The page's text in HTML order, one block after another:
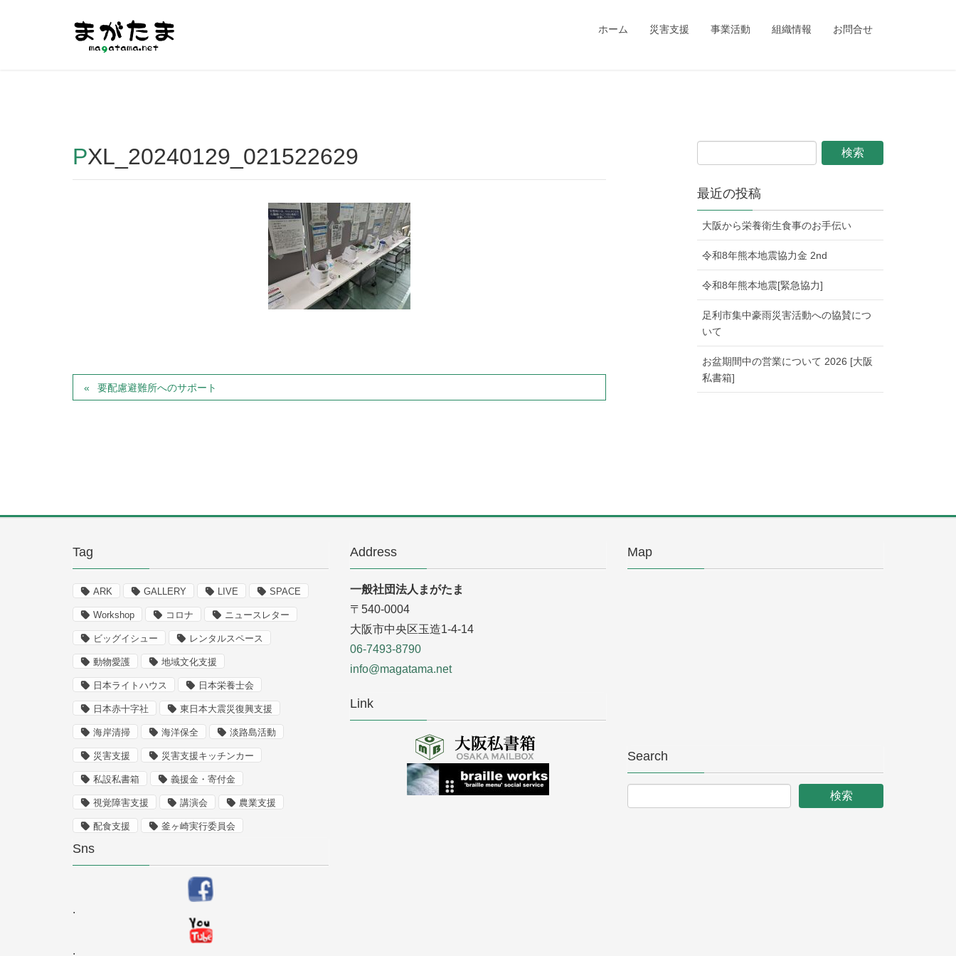
: Undefined array key "HTTP_REFERER" in /home/r2549115/public_html/magatama.net/wp-content/themes/lightning_child/single.php on line1
ホーム 災害支援 事業活動 組織情報 お問合せ
PXL_20240129_021522629
要配慮避難所へのサポート
最近の投稿
大阪から栄養衛生食事のお手伝い
令和8年熊本地震協力金 2nd
令和8年熊本地震[緊急協力]
足利市集中豪雨災害活動への協賛につ
いて
お盆期間中の営業について 2026 [大阪
私書箱]
Tag
ARK GALLERY LIVE SPACE
Workshop コロナ ニュースレター
ビッグイシュー レンタルスペース
動物愛護 地域文化支援
日本ライトハウス 日本栄養士会
日本赤十字社 東日本大震災復興支援
海岸清掃 海洋保全 淡路島活動
災害支援 災害支援キッチンカー
私設私書箱 義援金・寄付金
視覚障害支援 講演会 農業支援
配食支援 釜ヶ崎実行委員会
Sns
.
.
Address
一般社団法人まがたま
〒540-0004
大阪市中央区玉造1-4-14
06-7493-8790
info@magatama.net
Link
Map
Search